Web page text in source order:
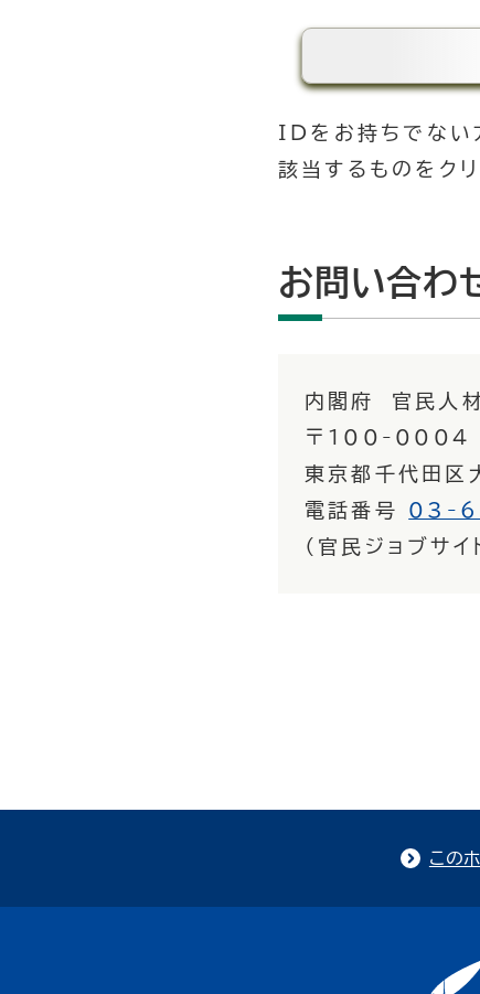
IDをお持ちでない
該当するものをクリ
お問い合わ
内閣府 官民人
〒100-0004
東京都千代田
電話番号 03-
（官民ジョブサ
この